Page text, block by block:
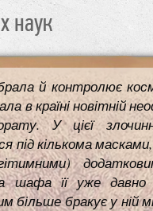
наук
й контролює
в країні новітній
У цієї
кількома
шафа її уже давно
бракує у ній